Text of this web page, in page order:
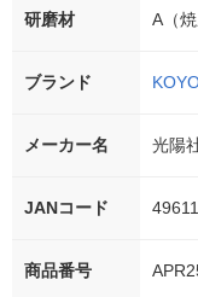
研磨材 A（焼
ブランド
メーカー名 光陽
JANコード
商品番号